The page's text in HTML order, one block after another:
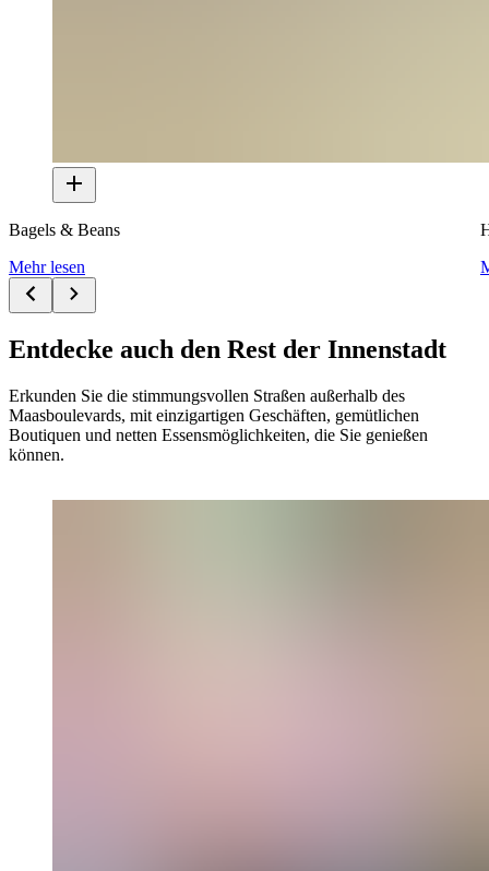
Bagels & Beans
Mehr lesen
Entdecke auch den Rest der Innenstadt
Erkunden Sie die stimmungsvollen Straßen außerhalb des
Maasboulevards, mit einzigartigen Geschäften, gemütlichen
Boutiquen und netten Essensmöglichkeiten, die Sie genießen
können.